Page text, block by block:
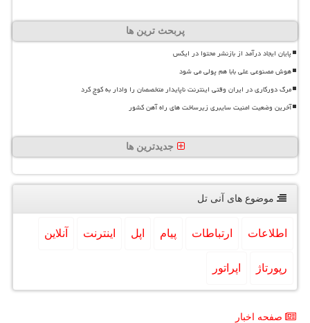
پربحث ترین ها
پایان ایجاد درآمد از بازنشر محتوا در ایکس
هوش مصنوعی علی بابا هم پولی می شود
مرگ دورکاری در ایران وقتی اینترنت ناپایدار متخصصان را وادار به کوچ کرد
آخرین وضعیت امنیت سایبری زیرساخت های راه آهن کشور
جدیدترین ها
موضوع های آنی تل
اطلاعات ارتباطات پیام اپل اینترنت آنلاین
رپورتاژ اپراتور
صفحه اخبار